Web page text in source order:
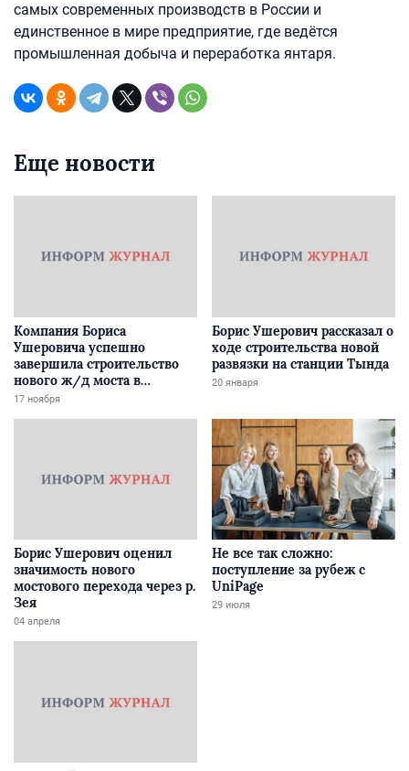
самых современных производств в России и
единственное в мире предприятие, где ведётся
промышленная добыча и переработка янтаря.
Еще новости
Компания Бориса
Ушеровича успешно
завершила строительство
нового ж/д моста в
Забайкалье
17 ноября
Борис Ушерович рассказал о
ходе строительства новой
развязки на станции Тында
20 января
Борис Ушерович оценил
значимость нового
мостового перехода через р.
Зея
04 апреля
Не все так сложно:
поступление за рубеж с
UniPage
29 июля